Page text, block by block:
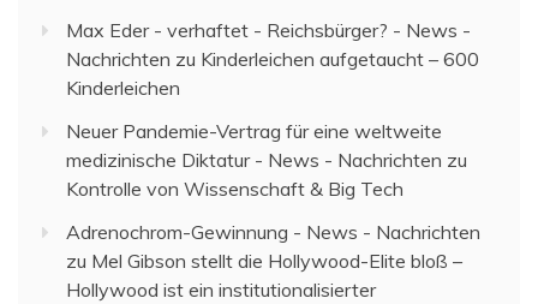
Max Eder - verhaftet - Reichsbürger? - News -
Nachrichten zu Kinderleichen aufgetaucht – 600
Kinderleichen
Neuer Pandemie-Vertrag für eine weltweite
medizinische Diktatur - News - Nachrichten zu
Kontrolle von Wissenschaft & Big Tech
Adrenochrom-Gewinnung - News - Nachrichten
zu Mel Gibson stellt die Hollywood-Elite bloß –
Hollywood ist ein institutionalisierter